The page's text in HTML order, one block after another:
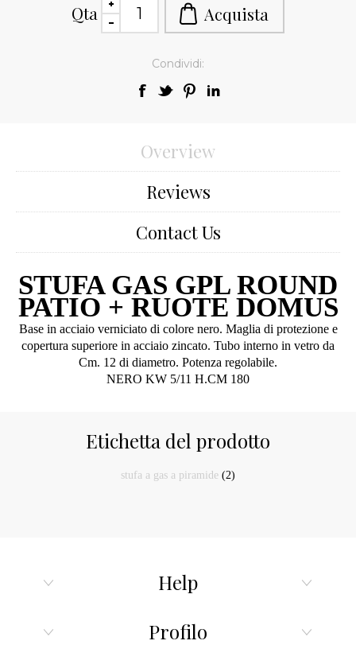
Qta
Condividi:
Overview
Reviews
Contact Us
STUFA GAS GPL ROUND
PATIO + RUOTE DOMUS
Base in acciaio verniciato di colore nero. Maglia di protezione e
copertura superiore in acciaio zincato. Tubo interno in vetro da
Cm. 12 di diametro. Potenza regolabile.
NERO KW 5/11 H.CM 180
Etichetta del prodotto
stufa a gas a piramide (2)
Help
Profilo